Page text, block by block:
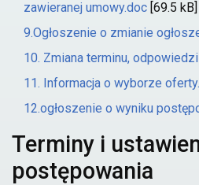
zawieranej umowy.doc [69.5 kB]
9.Ogłoszenie o zmianie
10. Zmiana terminu,
11. Informacja o wyborze
12.ogłoszenie o wyniku
Terminy i
postępowania